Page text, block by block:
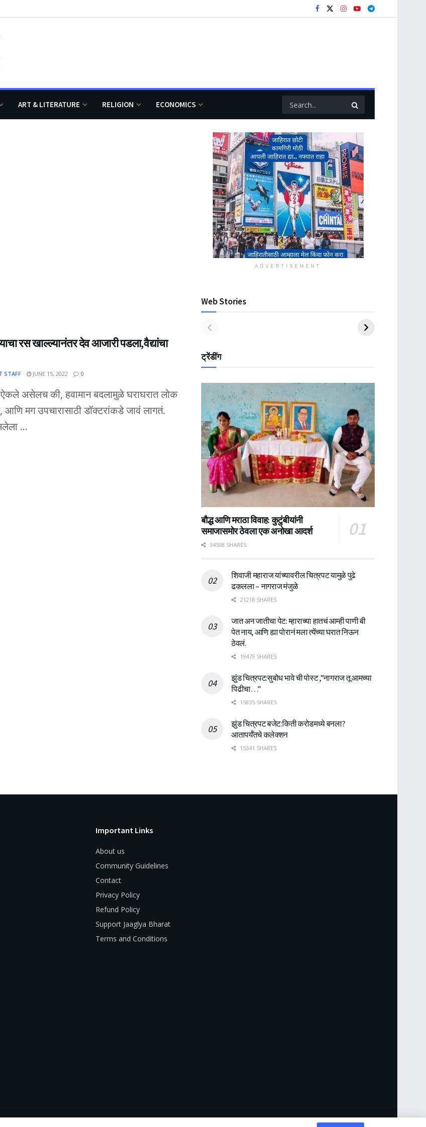
ART & LITERATURE RELIGION ECONOMICS
रस खाल्ल्यानंतर देव आजारी पडला,वैद्यांचा
STAFF JUNE 15, 2022 0
असेलच की, हवामान बदलामुळे घराघरात लोक
मग उपचारासाठी डॉक्टरांकडे जावं लागतं.
...
ADVERTISEMENT
Web Stories
ट्रेंडींग
बौद्ध आणि मराठा विवाह: कुटुंबीयांनी
समाजासमोर ठेवला एक अनोखा आदर्श
34508 SHARES
शिवाजी महाराज यांच्यावरील चित्रपट यामुळे पुढे
ढकलला – नागराज मंजुळे
21218 SHARES
जात अन जातीचा पेट: म्हाराच्या हातचं आम्ही पाणी बी
पेत नाय, आणि ह्या पोरानं मला त्येंच्या घरात निऊन
ठेवलं.
19479 SHARES
झुंड चित्रपट:सुबोध भावे ची पोस्ट ,”नागराज तू आमच्या
पिढीचा…”
15835 SHARES
झुंड चित्रपट बजेट:किती करोडमध्ये बनला?
आतापर्यँतचे कलेक्शन
15341 SHARES
Important Links
About us
Community Guidelines
Contact
Privacy Policy
Refund Policy
Support Jaaglya Bharat
Terms and Conditions